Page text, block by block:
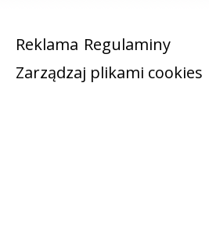
Reklama Regulaminy
Zarządzaj plikami cookies